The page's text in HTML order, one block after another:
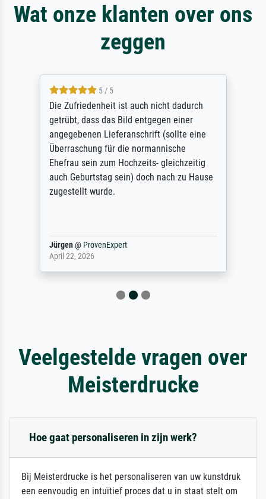
Wat onze klanten over ons
zeggen
5 / 5
Die Zufriedenheit ist auch nicht dadurch
getrübt, dass das Bild entgegen einer
angegebenen Lieferanschrift (sollte eine
Überraschung für die normannische
Ehefrau sein zum Hochzeits- gleichzeitig
auch Geburtstag sein) doch nach zu Hause
zugestellt wurde.
Jürgen@ ProvenExpert
April 22, 2026
Veelgestelde vragen over
Meisterdrucke
Hoe gaat personaliseren in zijn werk?
Bij Meisterdrucke is het personaliseren van uw kunstdruk
een eenvoudig en intuïtief proces dat u in staat stelt om